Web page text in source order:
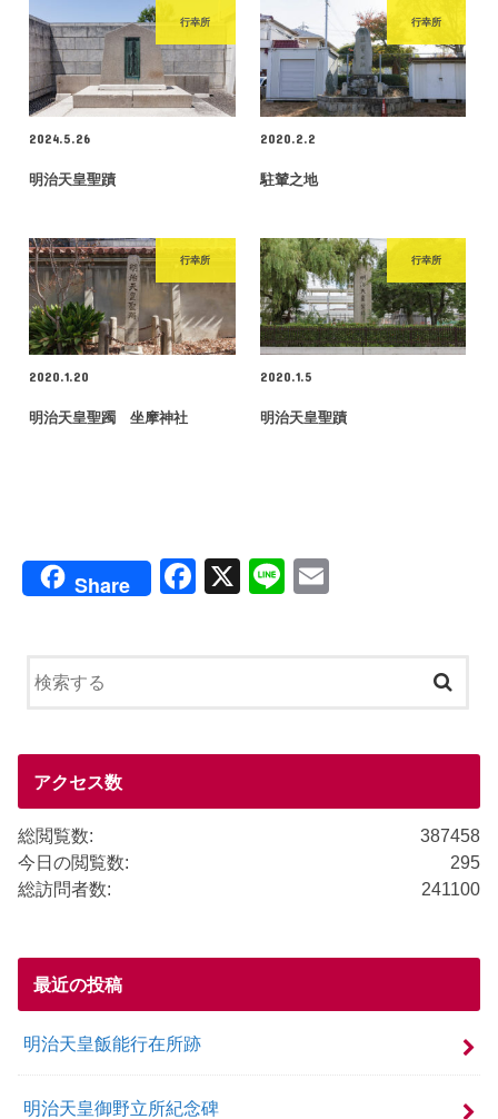
行幸所
2024.5.26
明治天皇聖蹟
行幸所
2020.2.2
駐輦之地
行幸所
2020.1.20
明治天皇聖躅 坐摩神社
行幸所
2020.1.5
明治天皇聖蹟
Share
F
o
X
Li
アクセス数
387458
総閲覧数:
295
今日の閲覧数:
241100
総訪問者数:
最近の投稿
明治天皇飯能行在所跡
明治天皇御野立所紀念碑